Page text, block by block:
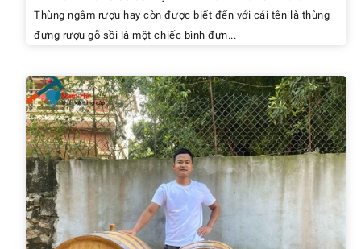
Thùng ngâm rượu hay còn được biết đến với cái tên là thùng
đựng rượu gỗ sồi là một chiếc bình đựn...